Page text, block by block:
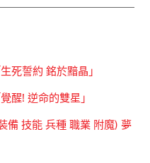
死誓約 銘於黯晶」
醒! 逆命的雙星」
備 技能 兵種 職業 附魔) 夢